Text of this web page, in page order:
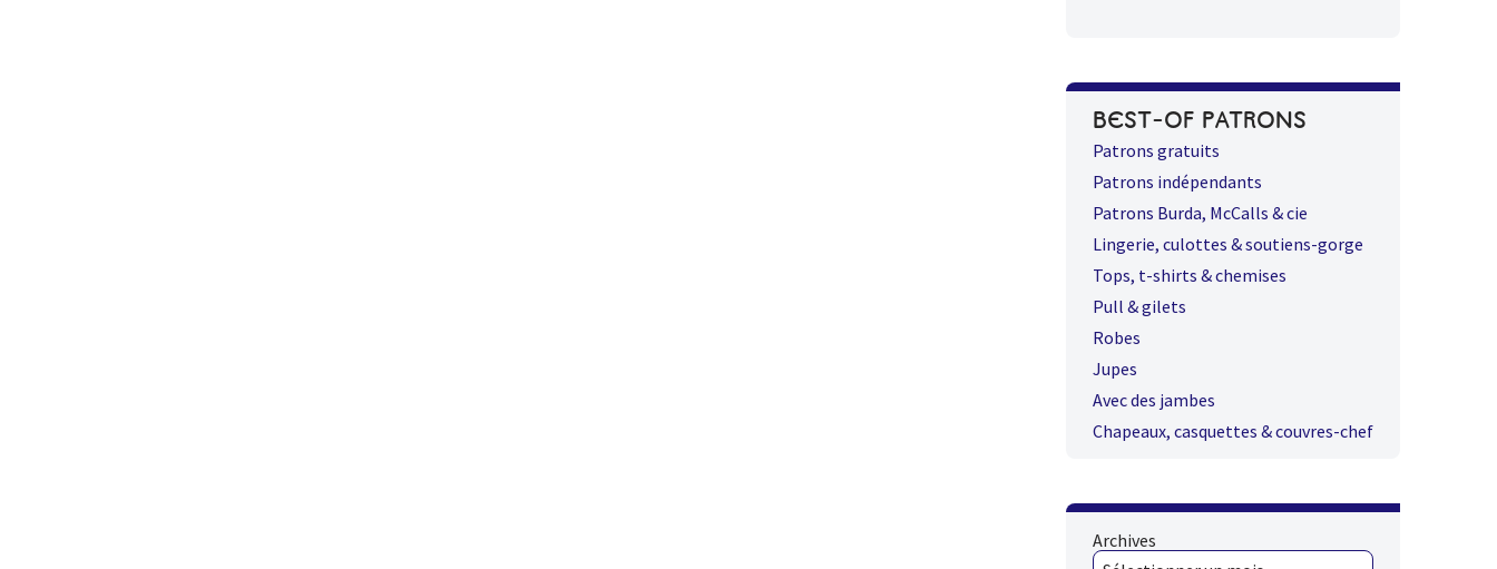
BEST-OF PATRONS
Patrons gratuits
Patrons indépendants
Patrons Burda, McCalls & cie
Lingerie, culottes & soutiens-gorge
Tops, t-shirts & chemises
Pull & gilets
Robes
Jupes
Avec des jambes
Chapeaux, casquettes & couvres-chef
Archives